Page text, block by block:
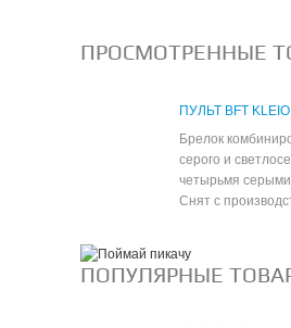
ПРОСМОТРЕННЫЕ
ПУЛЬТ BFT
Брелок
серого и
четырьмя
Снят с
ПОПУЛЯРНЫЕ